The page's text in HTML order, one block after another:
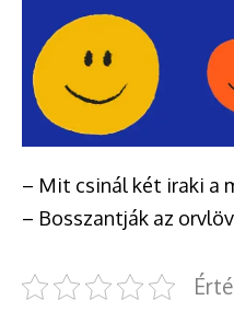
– Mit csinál két iraki a
– Bosszantják az